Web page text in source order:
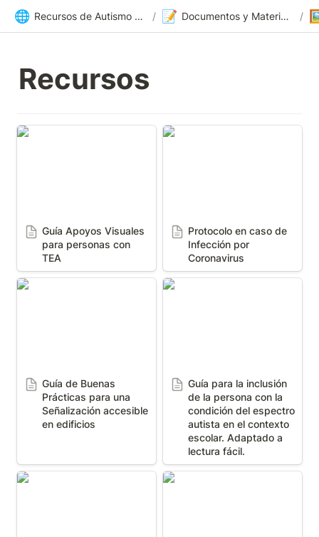
🌐 Recursos de Autismo Sevilla | Inicio / 📝 Documentos y Materiales /
Recursos
Guía Apoyos Visuales
Guía Apoyos Visuales
para personas con
TEA
Protocolo en caso de
Protocolo en caso de
Infección por
Coronavirus
Guía de Buenas Prácticas
Guía de Buenas
Prácticas para una
Señalización accesible
en edificios
Guía para la inclusión de
Guía para la inclusión
de la persona con la
condición del espectro
autista en el contexto
escolar. Adaptado a
lectura fácil.
Pacto de Estado contra
Lectura Fácil: Métodos